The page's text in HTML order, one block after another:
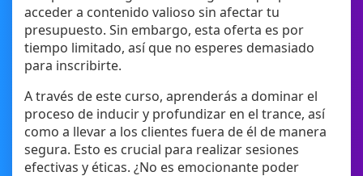
acceder a contenido valioso sin afectar tu
presupuesto. Sin embargo, esta oferta es por
tiempo limitado, así que no esperes demasiado
para inscribirte.
A través de este curso, aprenderás a dominar el
proceso de inducir y profundizar en el trance, así
como a llevar a los clientes fuera de él de manera
segura. Esto es crucial para realizar sesiones
efectivas y éticas. ¿No es emocionante poder